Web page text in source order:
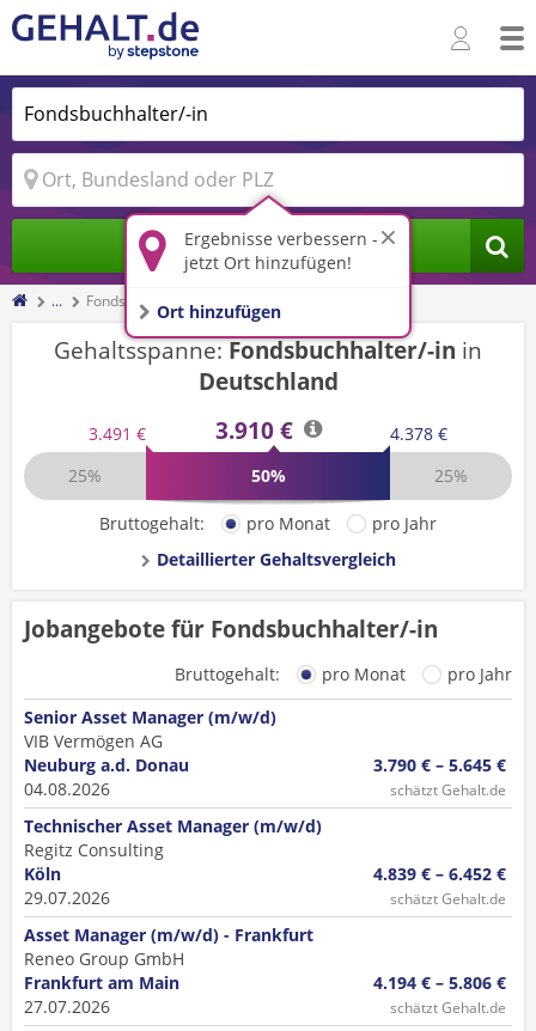
Ergebnisse verbessern -
jetzt Ort hinzufügen!
Ort hinzufügen
Jobs finden
... Fondsbuchhalter/-in
Gehaltsspanne:Fondsbuchhalter/-in in
Deutschland
3.491 € 3.910 €
4.378 €
25%
50% 25%
Bruttogehalt: pro Monat
pro Jahr
Detaillierter Gehaltsvergleich
Jobangebote für Fondsbuchhalter/-in
Bruttogehalt: pro Monat
pro Jahr
Senior Asset Manager (m/w/d)
VIB Vermögen AG
Neuburg a.d. Donau
04.08.2026
3.790 € – 5.645 €
schätzt Gehalt.de
Technischer Asset Manager (m/w/d)
Regitz Consulting
Köln
29.07.2026
4.839 € – 6.452 €
schätzt Gehalt.de
Asset Manager (m/w/d) - Frankfurt
Reneo Group GmbH
Frankfurt am Main
27.07.2026
4.194 € – 5.806 €
schätzt Gehalt.de